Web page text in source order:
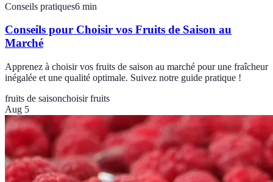
Conseils pratiques6 min
Conseils pour Choisir vos Fruits de Saison au
Marché
Apprenez à choisir vos fruits de saison au marché pour une fraîcheur
inégalée et une qualité optimale. Suivez notre guide pratique !
fruits de saisonchoisir fruits
Aug 5